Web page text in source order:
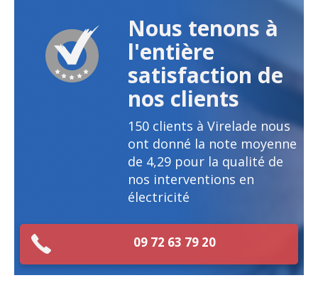
Nous tenons à
l'entière
satisfaction de
nos clients
150 clients à Virelade nous
ont donné la note moyenne
de 4,29 pour la qualité de
nos interventions en
électricité
09 72 63 79 20